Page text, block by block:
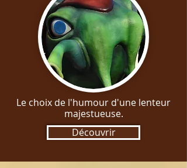
Le choix de l'humour d'une lenteur
majestueuse.
Découvrir